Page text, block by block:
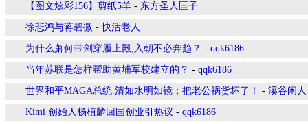
【图文炫彩156】剪纸5羊 - 东方圣人匡子
徐悲鸿与蒋碧微 -快活老人
为什么萧何带剑穿履上殿,入朝不必奔趋？ - qqk6186
当年苏联是怎样帮助黄埔军校建立的？ - qqk6186
世界和平MAGA总统.清如水明如镜；把老公祸货坏了！ - 溪谷闲人
Kimi 创始人杨植麟回国创业引热议 - qqk6186